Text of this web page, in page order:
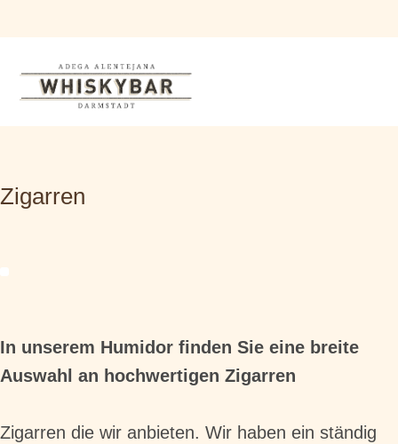
Zigarren
In unserem Humidor finden Sie eine breite
Auswahl an hochwertigen Zigarren
Zigarren die wir anbieten. Wir haben ein ständig